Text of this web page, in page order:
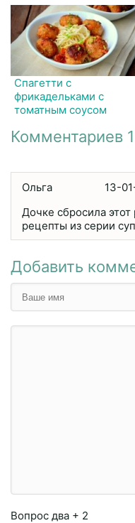
Спагетти с
фрикадельками с
томатным соусом
Комментариев 1
Ольга 13-
Дочке сбросила
рецепты из серии
Добавить
Вопрос два + 2